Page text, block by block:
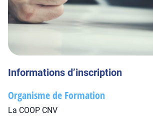
Informations d’inscription
Organisme de Formation
La COOP CNV